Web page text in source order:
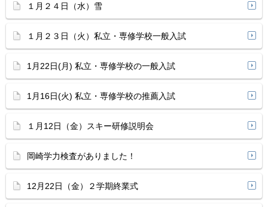
１月２４日（水）雪
１月２３日（火）私立・専修学校一般入試
1月22日(月) 私立・専修学校の一般入試
1月16日(火) 私立・専修学校の推薦入試
１月12日（金）スキー研修説明会
岡崎学力検査がありました！
12月22日（金）２学期終業式